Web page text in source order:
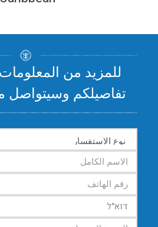
للمزيد من
تفاصيلكم وسيتواصل